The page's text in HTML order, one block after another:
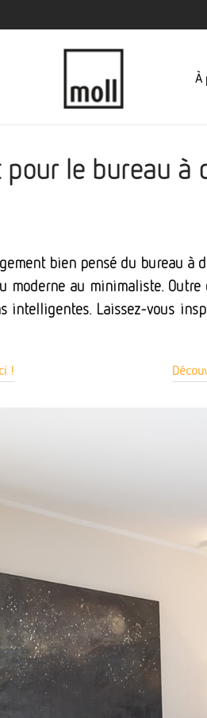
À
le bureau à
bien pensé du bureau à
au minimaliste.
Laissez-vous
!